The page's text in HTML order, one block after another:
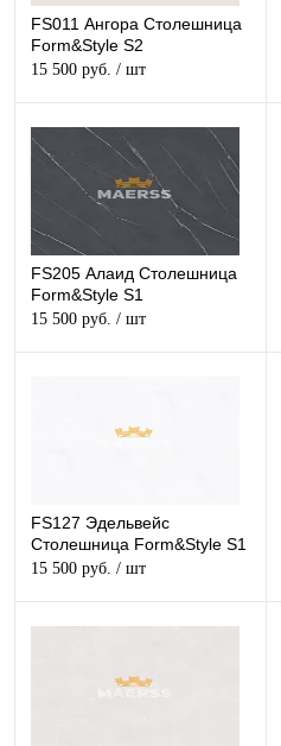
FS011 Ангора Столешница
Form&Style S2
15 500 руб. / шт
FS205 Алаид Столешница
Form&Style S1
15 500 руб. / шт
FS127 Эдельвейс
Столешница Form&Style S1
15 500 руб. / шт